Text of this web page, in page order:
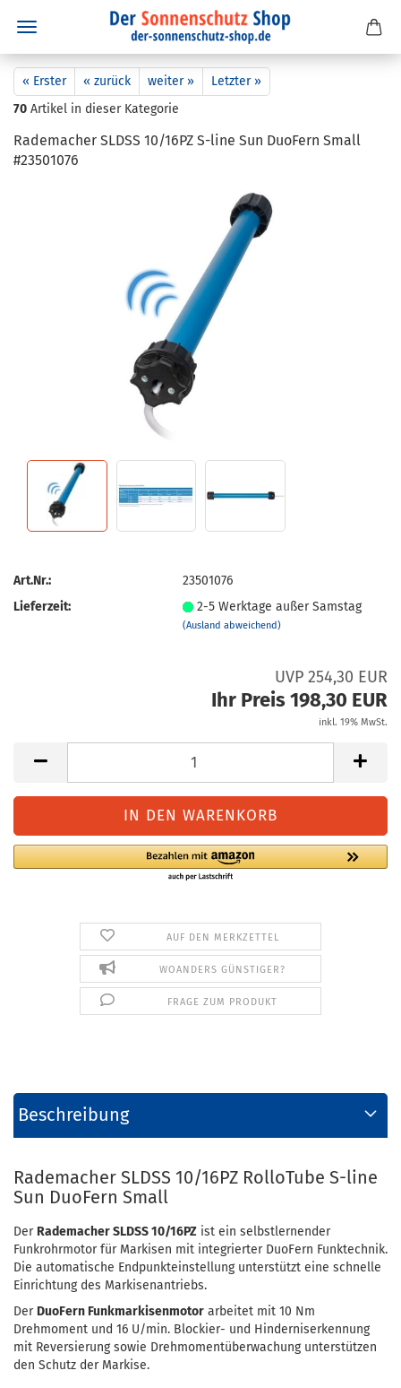
« Erster « zurück weiter »
Letzter »
70 Artikel in dieser Kategorie
Ra­de­ma­cher SLDSS 10/16PZ S-​line Sun Du­o­Fern Small
#23501076
Art.Nr.:
23501076
Lieferzeit:
2-5 Werktage außer Samstag
(Ausland abweichend)
UVP 254,30 EUR
Ihr Preis 198,30 EUR
inkl. 19% MwSt.
AUF DEN MERKZETTEL
WOANDERS GÜNSTIGER?
FRAGE ZUM PRODUKT
Beschreibung
Rademacher SLDSS 10/16PZ RolloTube S-line
Sun DuoFern Small
Der Rademacher SLDSS 10/16PZ ist ein selbstlernender
Funkrohrmotor für Markisen mit integrierter DuoFern Funktechnik.
Die automatische Endpunkteinstellung unterstützt eine schnelle
Einrichtung des Markisenantriebs.
Der DuoFern Funkmarkisenmotor arbeitet mit 10 Nm
Drehmoment und 16 U/min. Blockier- und Hinderniserkennung
mit Reversierung sowie Drehmomentüberwachung unterstützen
den Schutz der Markise.